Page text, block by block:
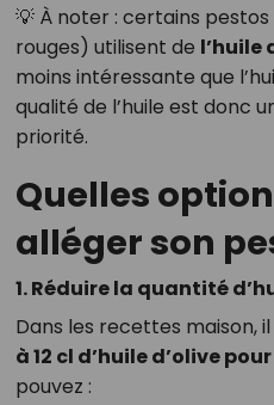
💡 À noter : certains
rouges) utilisent de l’huile
moins intéressante que
qualité de l’huile est donc
priorité.
Quelles
alléger son
1. Réduire la quantité
Dans les recettes maison,
à 12 cl d’huile d’olive
pouvez :